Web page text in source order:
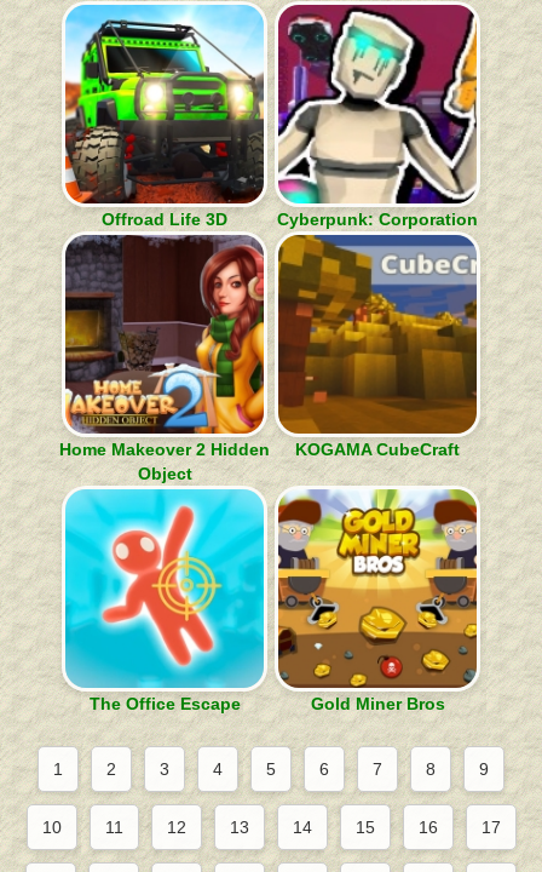
Offroad Life 3D Cyberpunk: Corporation
Home Makeover 2 Hidden
Object
KOGAMA CubeCraft
The Office Escape Gold Miner Bros
1 2 3 4 5 6 7 8 9
10 11 12 13 14 15 16 17